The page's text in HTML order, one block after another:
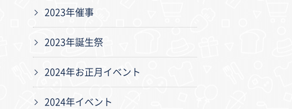
2023年催事
2023年誕生祭
2024年お正月イベント
2024年イベント